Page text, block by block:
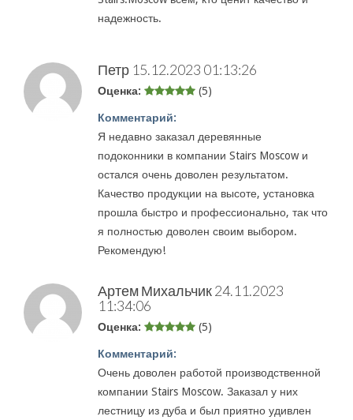
надежность.
Петр 15.12.2023 01:13:26
Оценка: (5)
Комментарий:
Я недавно заказал деревянные
подоконники в компании Stairs Moscow и
остался очень доволен результатом.
Качество продукции на высоте, установка
прошла быстро и профессионально, так что
я полностью доволен своим выбором.
Рекомендую!
Артем Михальчик24.11.2023
11:34:06
Оценка: (5)
Комментарий:
Очень доволен работой производственной
компании Stairs Moscow. Заказал у них
лестницу из дуба и был приятно удивлен